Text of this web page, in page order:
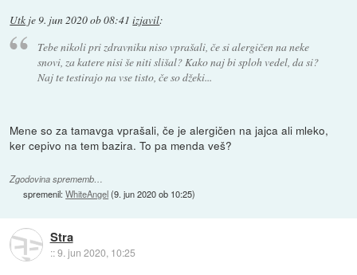
Utk je9. jun 2020 ob 08:41 izjavil:
Tebe nikoli pri zdravniku niso vprašali, če si alergičen na neke
snovi, za katere nisi še niti slišal? Kako naj bi sploh vedel, da si?
Naj te testirajo na vse tisto, če so džeki...
Mene so za tamavga vprašali, če je alergičen na jajca ali mleko,
ker cepivo na tem bazira. To pa menda veš?
Zgodovina sprememb…
spremenil:WhiteAngel(9. jun 2020 ob 10:25)
Stra
::9. jun 2020, 10:25